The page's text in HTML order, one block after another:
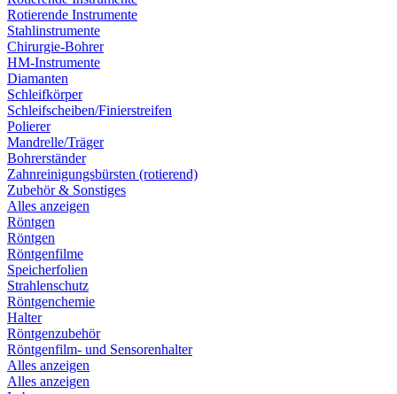
Rotierende Instrumente
Stahlinstrumente
Chirurgie-Bohrer
HM-Instrumente
Diamanten
Schleifkörper
Schleifscheiben/Finierstreifen
Polierer
Mandrelle/Träger
Bohrerständer
Zahnreinigungsbürsten (rotierend)
Zubehör & Sonstiges
Alles anzeigen
Röntgen
Röntgen
Röntgenfilme
Speicherfolien
Strahlenschutz
Röntgenchemie
Halter
Röntgenzubehör
Röntgenfilm- und Sensorenhalter
Alles anzeigen
Alles anzeigen